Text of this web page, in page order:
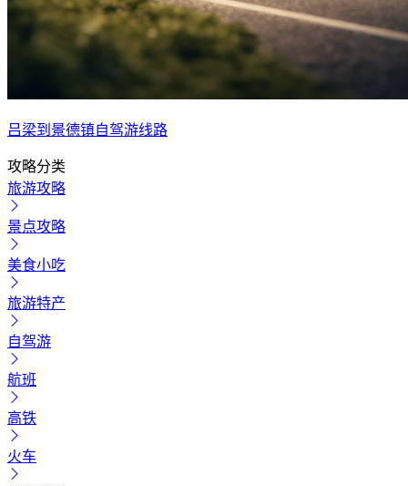
吕梁到景德镇自驾游线路
攻略分类
旅游攻略
景点攻略
美食小吃
旅游特产
自驾游
航班
高铁
火车